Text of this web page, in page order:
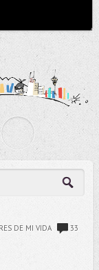
DE MI VIDA
33